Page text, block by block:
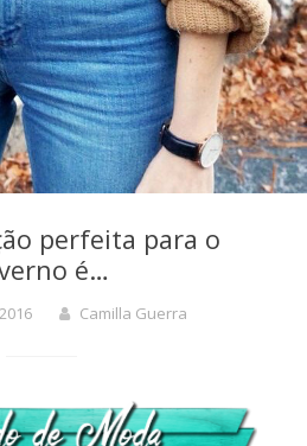
perfeita para o
é…
Camilla Guerra